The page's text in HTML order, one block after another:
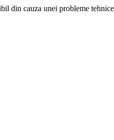
din cauza unei probleme